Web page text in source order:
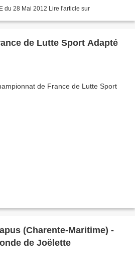
du 28 Mai 2012 Lire l'article sur
de Lutte Sport Adapté
(Charente-Maritime) -
de Joëlette